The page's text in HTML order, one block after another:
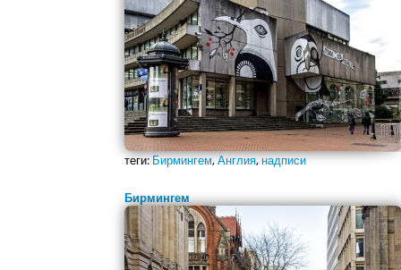
теги:Бирмингем,Англия,надписи
Бирмингем